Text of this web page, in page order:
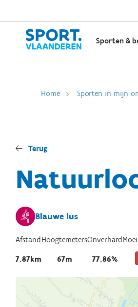
Sporten &
Home Sporten in mijn
Terug
Blauwe lus
Afstand
7.87km
Hoogtemeters
67m
Onverhard
77.86%